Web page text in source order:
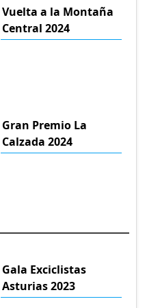
Vuelta a la Montaña
Central 2024
Gran Premio La
Calzada 2024
Gala Exciclistas
Asturias 2023